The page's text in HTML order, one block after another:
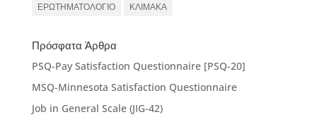
ΕΡΩΤΗΜΑΤΟΛΟΓΙΟ ΚΛΙΜΑΚΑ
Πρόσφατα Άρθρα
PSQ-Pay Satisfaction Questionnaire [PSQ-20]
MSQ-Minnesota Satisfaction Questionnaire
Job in General Scale (JIG-42)